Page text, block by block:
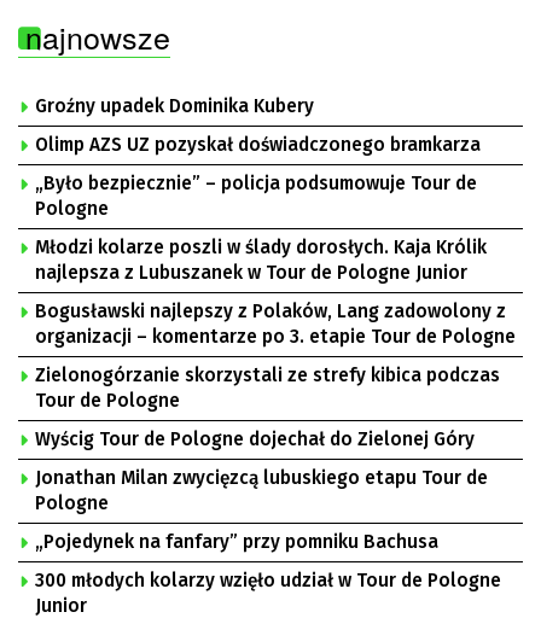
najnowsze
Groźny upadek Dominika Kubery
Olimp AZS UZ pozyskał doświadczonego bramkarza
„Było bezpiecznie” – policja podsumowuje Tour de
Pologne
Młodzi kolarze poszli w ślady dorosłych. Kaja Królik
najlepsza z Lubuszanek w Tour de Pologne Junior
Bogusławski najlepszy z Polaków, Lang zadowolony z
organizacji – komentarze po 3. etapie Tour de Pologne
Zielonogórzanie skorzystali ze strefy kibica podczas
Tour de Pologne
Wyścig Tour de Pologne dojechał do Zielonej Góry
Jonathan Milan zwycięzcą lubuskiego etapu Tour de
Pologne
„Pojedynek na fanfary” przy pomniku Bachusa
300 młodych kolarzy wzięło udział w Tour de Pologne
Junior